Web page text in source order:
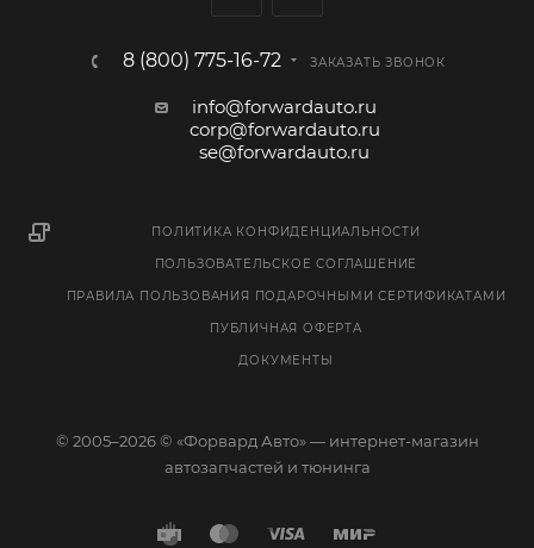
8 (800) 775-16-72 ЗАКАЗАТЬ ЗВОНОК
info@forwardauto.ru
corp@forwardauto.ru
se@forwardauto.ru
ПОЛИТИКА КОНФИДЕНЦИАЛЬНОСТИ
ПОЛЬЗОВАТЕЛЬСКОЕ СОГЛАШЕНИЕ
ПРАВИЛА ПОЛЬЗОВАНИЯ ПОДАРОЧНЫМИ СЕРТИФИКАТАМИ
ПУБЛИЧНАЯ ОФЕРТА
ДОКУМЕНТЫ
© 2005–2026 © «Форвард Авто» — интернет-магазин
автозапчастей и тюнинга